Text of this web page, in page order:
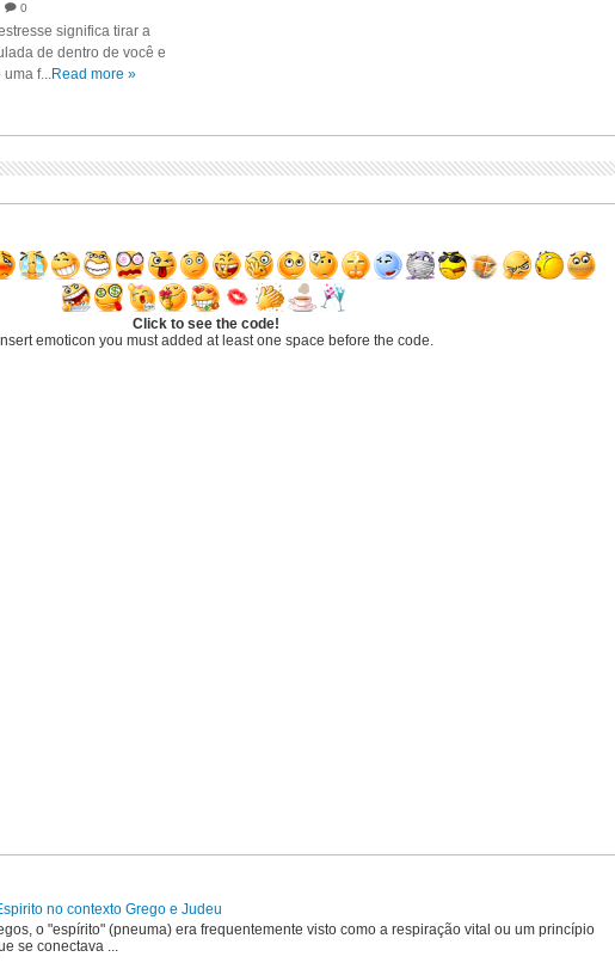
0
significa tirar a
de dentro de você e
f...Read more »
Click to see the code!
emoticon you must added at least one space before the code.
no contexto Grego e Judeu
o "espírito" (pneuma) era frequentemente visto como a respiração vital ou um princípio
se conectava ...